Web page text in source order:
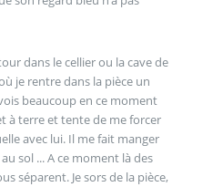
dans le cellier ou la cave de
je rentre dans la pièce un
beaucoup en ce moment
à terre et tente de me forcer
avec lui. Il me fait manger
sol ... A ce moment là des
séparent. Je sors de la pièce,